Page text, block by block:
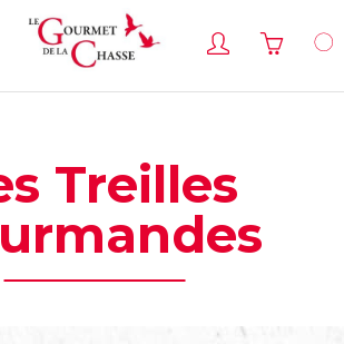
Treilles
panel